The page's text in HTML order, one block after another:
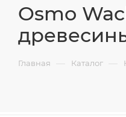
Osmo
Главная — Каталог —